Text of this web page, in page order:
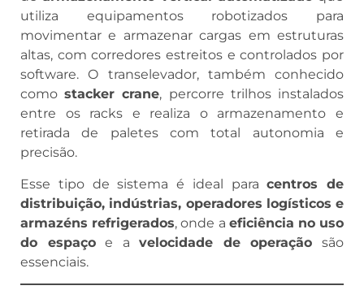
utiliza equipamentos robotizados para
movimentar e armazenar cargas em estruturas
altas, com corredores estreitos e controlados por
software. O transelevador, também conhecido
comostacker crane, percorre trilhos instalados
entre os racks e realiza o armazenamento e
retirada de paletes com total autonomia e
precisão.
Esse tipo de sistema é ideal paracentros de
distribuição, indústrias, operadores logísticos e
armazéns refrigerados, onde a eficiência no uso
do espaçoe avelocidade de operação são
essenciais.